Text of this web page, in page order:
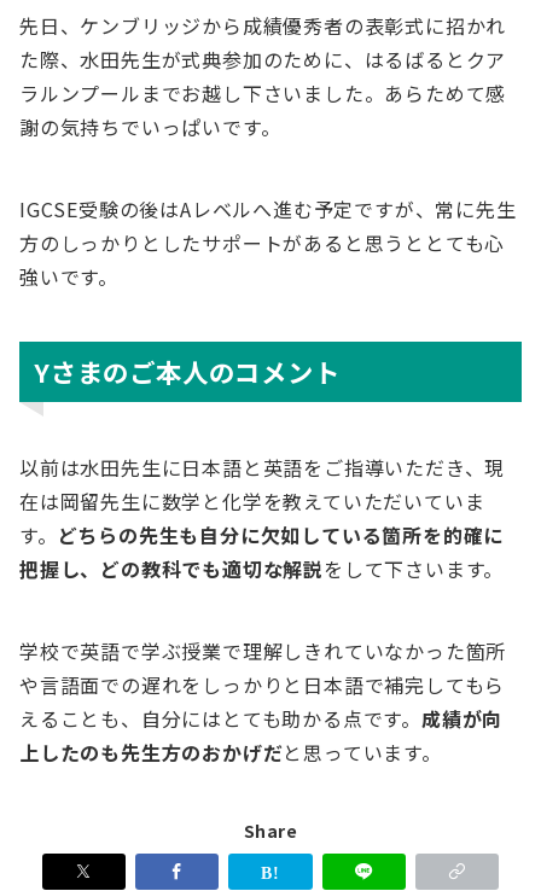
先日、ケンブリッジから成績優秀者の表彰式に招かれ
た際、水田先生が式典参加のために、はるばるとクア
ラルンプールまでお越し下さいました。あらためて感
謝の気持ちでいっぱいです。
IGCSE受験の後はAレベルへ進む予定ですが、常に先生
方のしっかりとしたサポートがあると思うととても心
強いです。
Yさまのご本人のコメント
以前は水田先生に日本語と英語をご指導いただき、現
在は岡留先生に数学と化学を教えていただいていま
す。 どちらの先生も自分に欠如している箇所を的確に
把握し、どの教科でも適切な解説をして下さいます。
学校で英語で学ぶ授業で理解しきれていなかった箇所
や言語面での遅れをしっかりと日本語で補完してもら
えることも、自分にはとても助かる点です。 成績が向
上したのも先生方のおかげだと思っています。
Share